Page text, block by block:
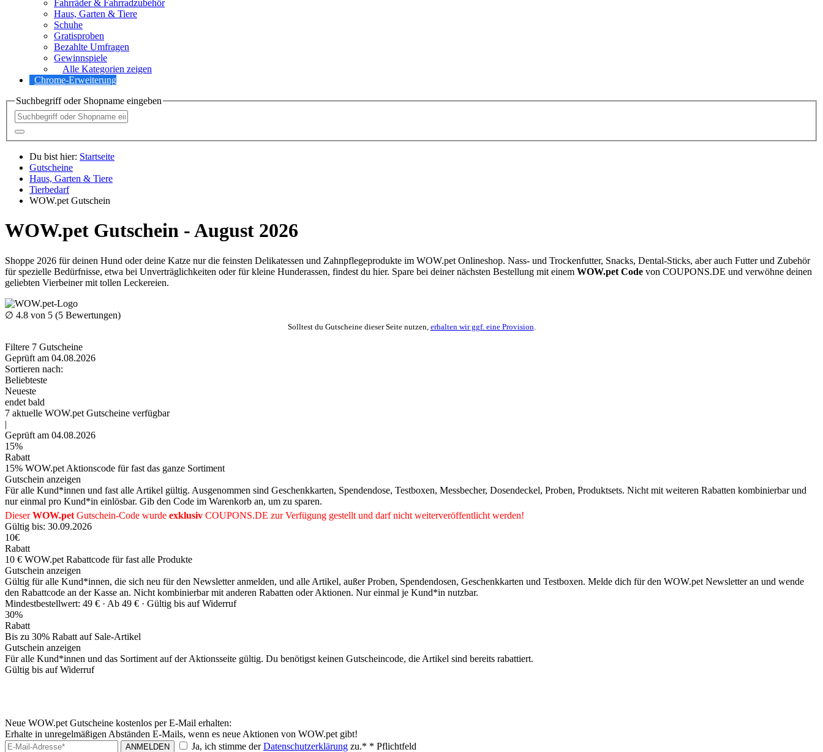
Fahrräder & Fahrradzubehör
Haus, Garten & Tiere
Schuhe
Gratisproben
Bezahlte Umfragen
Gewinnspiele
Alle Kategorien zeigen
Chrome-Erweiterung
Suchbegriff oder Shopname eingeben
Du bist hier: Startseite
Gutscheine
Haus, Garten & Tiere
Tierbedarf
WOW.pet Gutschein
WOW.pet Gutschein - August 2026
Shoppe 2026 für deinen Hund oder deine Katze nur die feinsten Delikatessen und Zahnpflegeprodukte im WOW.pet Onlineshop. Nass- und Trockenfutter, Snacks, Dental-Sticks, aber auch Futter und Zubehör
für spezielle Bedürfnisse, etwa bei Unverträglichkeiten oder für kleine Hunderassen, findest du hier. Spare bei deiner nächsten Bestellung mit einem WOW.pet Code von COUPONS.DE und verwöhne deinen
geliebten Vierbeiner mit tollen Leckereien.
∅ 4.8 von 5 (5 Bewertungen)
Solltest du Gutscheine dieser Seite nutzen, erhalten wir ggf. eine Provision
Filtere 7 Gutscheine
Geprüft am 04.08.2026
Sortieren nach:
Beliebteste
Neueste
endet bald
7 aktuelle WOW.pet Gutscheine verfügbar
|
Geprüft am 04.08.2026
15%
Rabatt
15% WOW.pet Aktionscode für fast das ganze Sortiment
Gutschein anzeigen
Für alle Kund*innen und fast alle Artikel gültig. Ausgenommen sind Geschenkkarten, Spendendose, Testboxen, Messbecher, Dosendeckel, Proben, Produktsets. Nicht mit weiteren Rabatten kombinierbar und
nur einmal pro Kund*in einlösbar. Gib den Code im Warenkorb an, um zu sparen.
DieserWOW.pet Gutschein-Code wurde exklusiv COUPONS.DE zur Verfügung gestellt und darf nicht weiterveröffentlicht werden!
Gültig bis: 30.09.2026
10€
Rabatt
10 € WOW.pet Rabattcode für fast alle Produkte
Gutschein anzeigen
Gültig für alle Kund*innen, die sich neu für den Newsletter anmelden, und alle Artikel, außer Proben, Spendendosen, Geschenkkarten und Testboxen. Melde dich für den WOW.pet Newsletter an und wende
den Rabattcode an der Kasse an. Nicht kombinierbar mit anderen Rabatten oder Aktionen. Nur einmal je Kund*in nutzbar.
Mindestbestellwert: 49 € · Ab 49 € · Gültig bis auf Widerruf
30%
Rabatt
Bis zu 30% Rabatt auf Sale-Artikel
Gutschein anzeigen
Für alle Kund*innen und das Sortiment auf der Aktionsseite gültig. Du benötigst keinen Gutscheincode, die Artikel sind bereits rabattiert.
Gültig bis auf Widerruf
Neue WOW.pet Gutscheine kostenlos per E-Mail erhalten:
Erhalte in unregelmäßigen Abständen E-Mails, wenn es neue Aktionen von WOW.pet gibt!
ANMELDEN Ja, ich stimme derDatenschutzerklärung zu.* * Pflichtfeld